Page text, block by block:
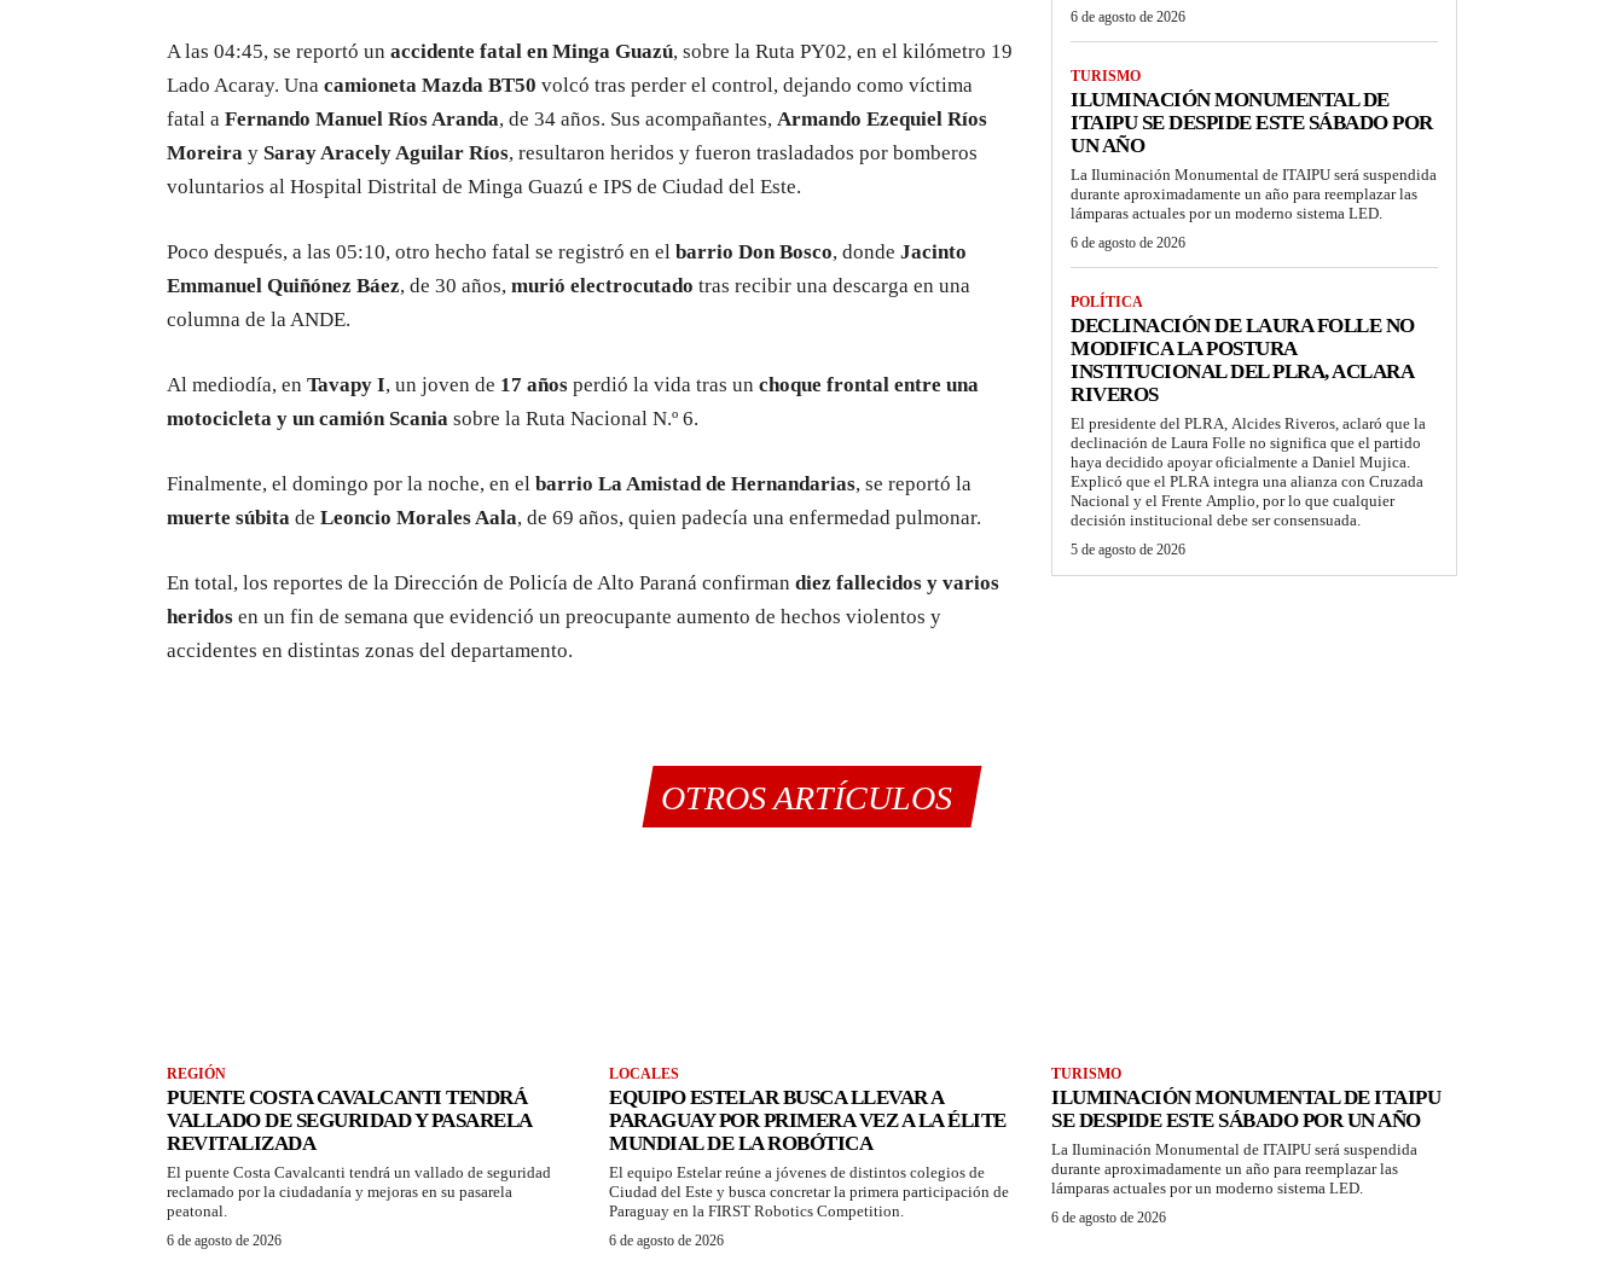
A las 04:45, se reportó un accidente fatal en Minga Guazú, sobre la Ruta PY02, en el kilómetro 19
Lado Acaray. Una camioneta Mazda BT50 volcó tras perder el control, dejando como víctima
fatal a Fernando Manuel Ríos Aranda, de 34 años. Sus acompañantes, Armando Ezequiel Ríos
Moreira y Saray Aracely Aguilar Ríos, resultaron heridos y fueron trasladados por bomberos
voluntarios al Hospital Distrital de Minga Guazú e IPS de Ciudad del Este.
Poco después, a las 05:10, otro hecho fatal se registró en el barrio Don Bosco, donde Jacinto
Emmanuel Quiñónez Báez, de 30 años, murió electrocutado tras recibir una descarga en una
columna de la ANDE.
Al mediodía, en Tavapy I, un joven de 17 años perdió la vida tras un choque frontal entre una
motocicleta y un camión Scania sobre la Ruta Nacional N.º 6.
Finalmente, el domingo por la noche, en el barrio La Amistad de Hernandarias, se reportó la
muerte súbita de Leoncio Morales Aala, de 69 años, quien padecía una enfermedad pulmonar.
En total, los reportes de la Dirección de Policía de Alto Paraná confirman diez fallecidos y varios
heridos en un fin de semana que evidenció un preocupante aumento de hechos violentos y
accidentes en distintas zonas del departamento.
6 de agosto de 2026
TURISMO
ILUMINACIÓN MONUMENTAL DE
ITAIPU SE DESPIDE ESTE SÁBADO POR
UN AÑO
La Iluminación Monumental de ITAIPU será suspendida
durante aproximadamente un año para reemplazar las
lámparas actuales por un moderno sistema LED.
6 de agosto de 2026
POLÍTICA
DECLINACIÓN DE LAURA FOLLE NO
MODIFICA LA POSTURA
INSTITUCIONAL DEL PLRA, ACLARA
RIVEROS
El presidente del PLRA, Alcides Riveros, aclaró que la
declinación de Laura Folle no significa que el partido
haya decidido apoyar oficialmente a Daniel Mujica.
Explicó que el PLRA integra una alianza con Cruzada
Nacional y el Frente Amplio, por lo que cualquier
decisión institucional debe ser consensuada.
5 de agosto de 2026
OTROS ARTÍCULOS
REGIÓN
PUENTE COSTA CAVALCANTI TENDRÁ
VALLADO DE SEGURIDAD Y PASARELA
REVITALIZADA
El puente Costa Cavalcanti tendrá un vallado de seguridad
reclamado por la ciudadanía y mejoras en su pasarela
peatonal.
6 de agosto de 2026
LOCALES
EQUIPO ESTELAR BUSCA LLEVAR A
PARAGUAY POR PRIMERA VEZ A LA ÉLITE
MUNDIAL DE LA ROBÓTICA
El equipo Estelar reúne a jóvenes de distintos colegios de
Ciudad del Este y busca concretar la primera participación de
Paraguay en la FIRST Robotics Competition.
6 de agosto de 2026
TURISMO
ILUMINACIÓN MONUMENTAL DE ITAIPU
SE DESPIDE ESTE SÁBADO POR UN AÑO
La Iluminación Monumental de ITAIPU será suspendida
durante aproximadamente un año para reemplazar las
lámparas actuales por un moderno sistema LED.
6 de agosto de 2026